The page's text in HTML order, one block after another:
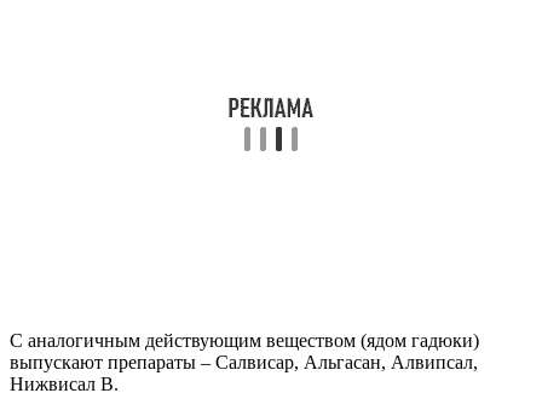
С аналогичным действующим веществом (ядом гадюки)
выпускают препараты – Салвисар, Альгасан, Алвипсал,
Нижвисал В.